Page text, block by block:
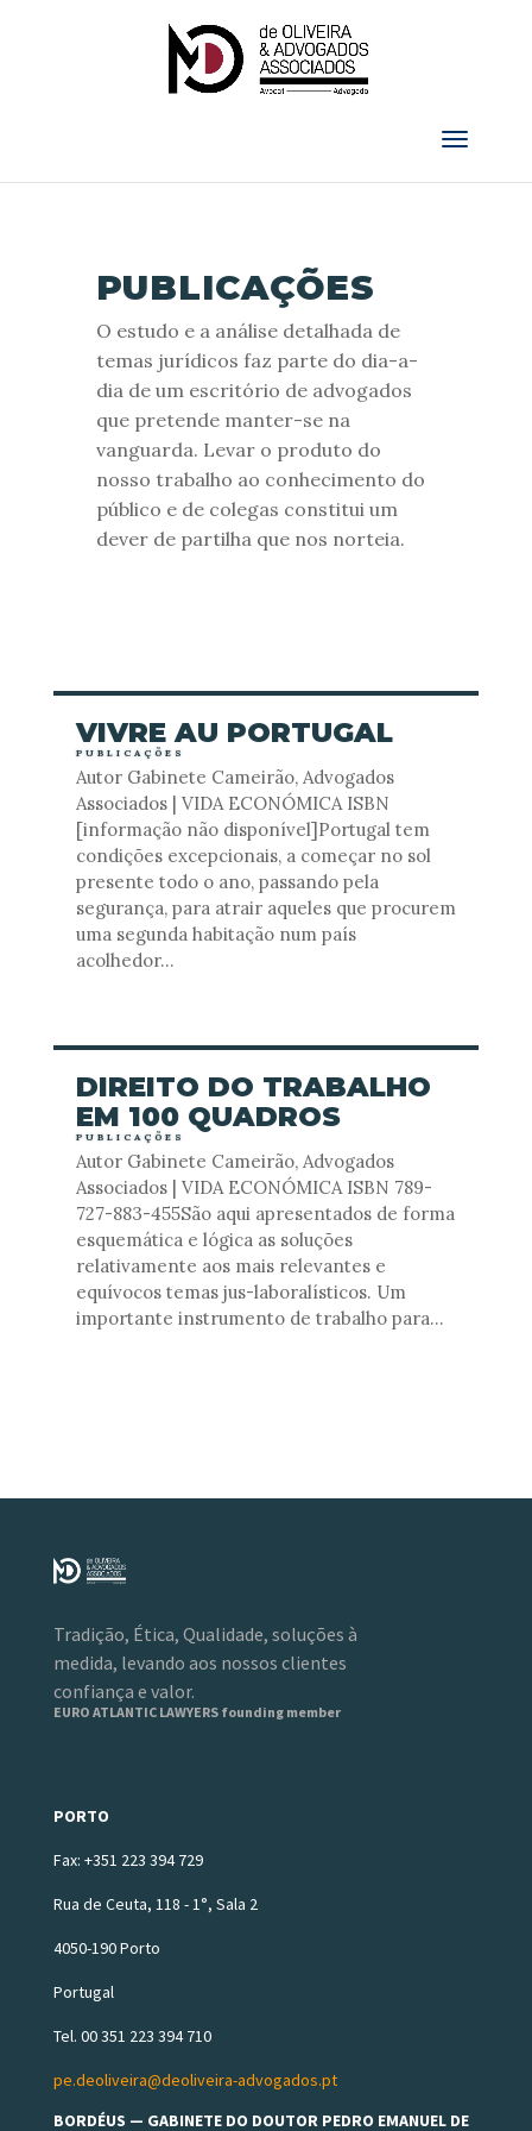
PUBLICAÇÕES
O estudo e a análise detalhada de
temas jurídicos faz parte do dia-a-
dia de um escritório de advogados
que pretende manter-se na
vanguarda. Levar o produto do
nosso trabalho ao conhecimento do
público e de colegas constitui um
dever de partilha que nos norteia.
VIVRE AU PORTUGAL
PUBLICAÇÕES
Autor Gabinete Cameirão, Advogados
Associados | VIDA ECONÓMICA ISBN
[informação não disponível]Portugal tem
condições excepcionais, a começar no sol
presente todo o ano, passando pela
segurança, para atrair aqueles que procurem
uma segunda habitação num país
acolhedor...
DIREITO DO TRABALHO
EM 100 QUADROS
PUBLICAÇÕES
Autor Gabinete Cameirão, Advogados
Associados | VIDA ECONÓMICA ISBN 789-
727-883-455São aqui apresentados de forma
esquemática e lógica as soluções
relativamente aos mais relevantes e
equívocos temas jus-laboralísticos. Um
importante instrumento de trabalho para...
Tradição, Ética, Qualidade, soluções à
medida, levando aos nossos clientes
confiança e valor.
EURO ATLANTIC LAWYERS founding member
PORTO
Fax: +351 223 394 729
Rua de Ceuta, 118 - 1°, Sala 2
4050-190 Porto
Portugal
Tel. 00 351 223 394 710
pe.deoliveira@deoliveira-advogados.pt
BORDÉUS — GABINETE DO DOUTOR PEDRO EMANUEL DE